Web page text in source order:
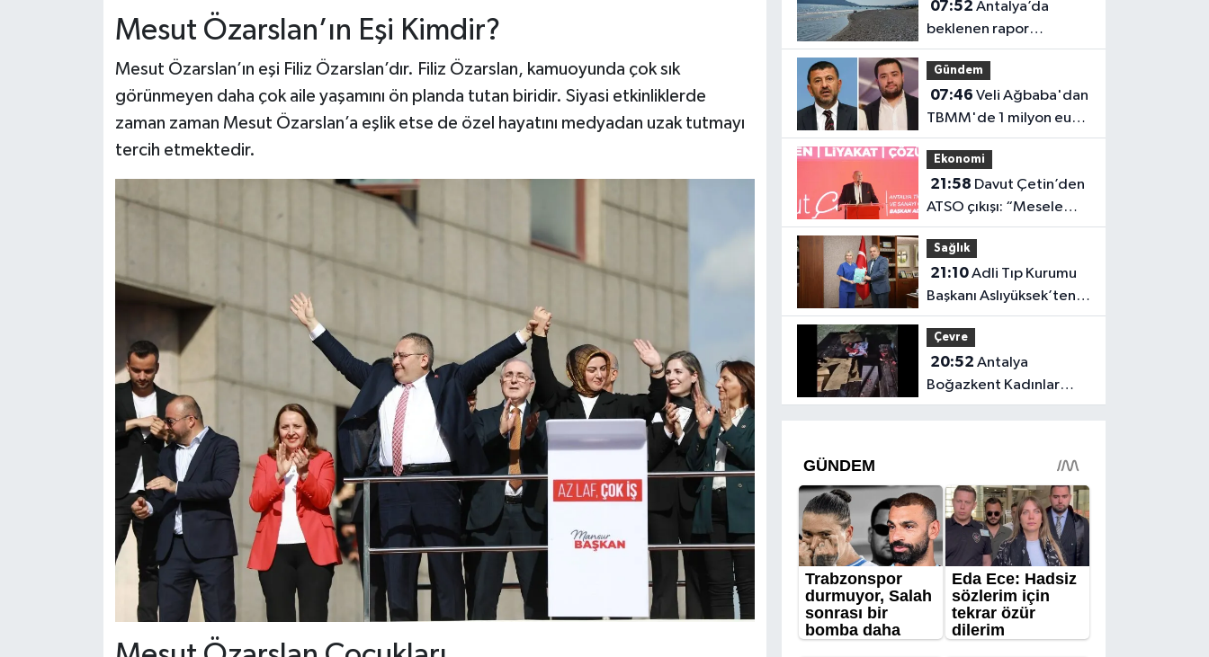
Mesut Özarslan’ın Eşi Kimdir?
Mesut Özarslan’ın eşi Filiz Özarslan’dır. Filiz Özarslan, kamuoyunda çok sık
görünmeyen daha çok aile yaşamını ön planda tutan biridir. Siyasi etkinliklerde
zaman zaman Mesut Özarslan’a eşlik etse de özel hayatını medyadan uzak tutmayı
tercih etmektedir.
07:52
beklenen rapor
açıklandı: Mikroplastik
kirliliğinin kaynağı belli
oldu
Gündem
07:46
TBMM'de 1 milyon euro
iddiasına yanıt!
Ekonomi
21:58
ATSO çıkışı: “Mesele
Antalya’nın geleceği”
Sağlık
21:10Adli Tıp Kurumu
Başkanı Aslıyüksek’ten
Rektör Özkan'a davet
Çevre
20:52
Boğazkent Kadınlar
Plajı’nda bırakılan çöpler